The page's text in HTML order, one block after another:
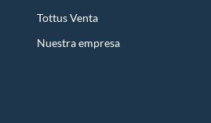
Tottus Venta
Nuestra empresa